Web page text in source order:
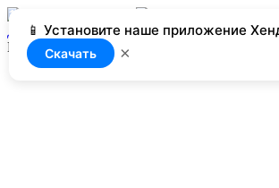
📱 Установите наше приложение
Скачать ×
Добавить
Нет доступа